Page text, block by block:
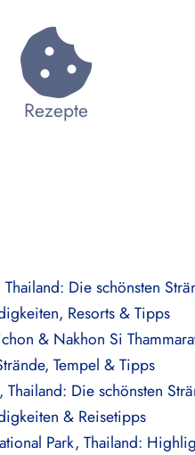
Rezepte
Die schönsten
Resorts & Tipps
& Nakhon Si
Tempel & Tipps
Thailand: Die schönsten
& Reisetipps
Park, Thailand: